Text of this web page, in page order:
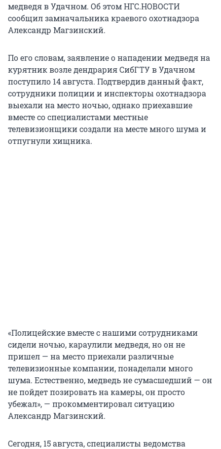
медведя в Удачном. Об этом НГС.НОВОСТИ
сообщил замначальника краевого охотнадзора
Александр Магзинский.
По его словам, заявление о нападении медведя на
курятник возле дендрария СибГТУ в Удачном
поступило 14 августа. Подтвердив данный факт,
сотрудники полиции и инспекторы охотнадзора
выехали на место ночью, однако приехавшие
вместе со специалистами местные
телевизионщики создали на месте много шума и
отпугнули хищника.
«Полицейские вместе с нашими сотрудниками
сидели ночью, караулили медведя, но он не
пришел — на место приехали различные
телевизионные компании, понаделали много
шума. Естественно, медведь не сумасшедший — он
не пойдет позировать на камеры, он просто
убежал», — прокомментировал ситуацию
Александр Магзинский.
Сегодня, 15 августа, специалисты ведомства